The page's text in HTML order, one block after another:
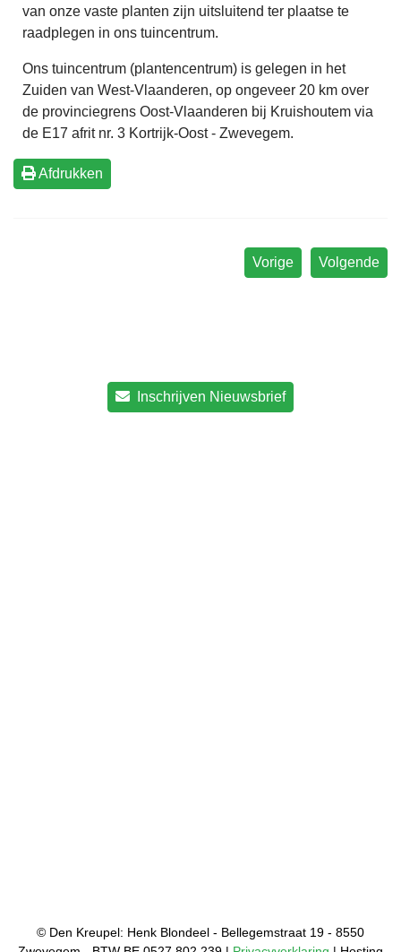
van onze vaste planten zijn uitsluitend ter plaatse te
raadplegen in ons tuincentrum.
Ons tuincentrum (plantencentrum) is gelegen in het
Zuiden van West-Vlaanderen, op ongeveer 20 km over
de provinciegrens Oost-Vlaanderen bij Kruishoutem via
de E17 afrit nr. 3 Kortrijk-Oost - Zwevegem.
Afdrukken
Volgende
Vorige
Inschrijven Nieuwsbrief
© Den Kreupel: Henk Blondeel - Bellegemstraat 19 - 8550